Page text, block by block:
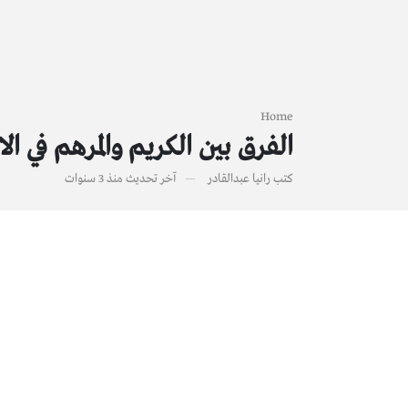
Home
الفرق بين الكريم والمرهم في
كتب رانيا عبدالقادر آخر تحديث منذ 3 سنوات